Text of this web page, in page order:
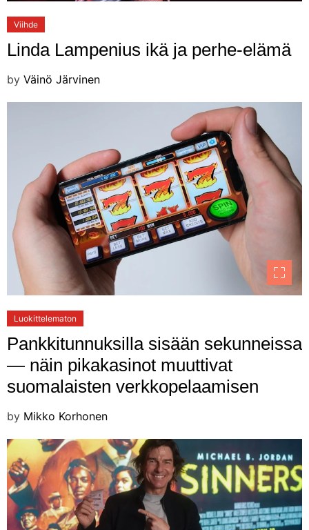
Viihde
Linda Lampenius ikä ja perhe-elämä
by Väinö Järvinen
Luokittelematon
Pankkitunnuksilla sisään sekunneissa
— näin pikakasinot muuttivat
suomalaisten verkkopelaamisen
by Mikko Korhonen